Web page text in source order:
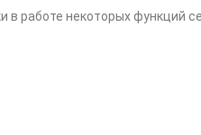
работе некоторых функций